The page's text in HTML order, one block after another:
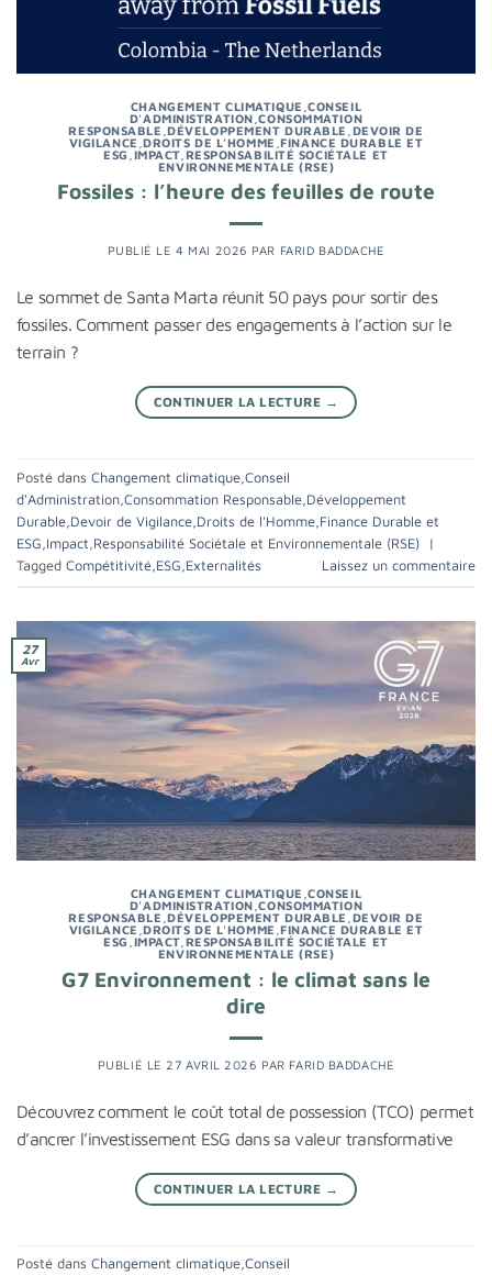
CHANGEMENT CLIMATIQUE ,CONSEIL
D'ADMINISTRATION ,CONSOMMATION
RESPONSABLE ,DÉVELOPPEMENT DURABLE DEVOIR DE
VIGILANCE ,DROITS DE L'HOMME ,FINANCE DURABLE ET
ESG IMPACT, RESPONSABILITÉ SOCIÉTALE ET
ENVIRONNEMENTALE (RSE)
Fossiles : l’heure des feuilles de route
PUBLIÉ LE4 MAI 2026 PAR FARID BADDACHE
Le sommet de Santa Marta réunit 50 pays pour sortir des
fossiles. Comment passer des engagements à l’action sur le
terrain ?
CONTINUER LA LECTURE →
Posté dans Changement climatique Conseil
d'Administration Consommation Responsable Développement
Durable Devoir de Vigilance Droits de l'Homme Finance Durable et
ESG Impact Responsabilité Sociétale et Environnementale (RSE)
|
Tagged Compétitivité ESG Externalités Laissez un commentaire
27
Avr
CHANGEMENT CLIMATIQUE ,CONSEIL
D'ADMINISTRATION ,CONSOMMATION
RESPONSABLE ,DÉVELOPPEMENT DURABLE DEVOIR DE
VIGILANCE ,DROITS DE L'HOMME ,FINANCE DURABLE ET
ESG IMPACT, RESPONSABILITÉ SOCIÉTALE ET
ENVIRONNEMENTALE (RSE)
G7 Environnement : le climat sans le
dire
PUBLIÉ LE 27 AVRIL 2026 PAR FARID BADDACHE
Découvrez comment le coût total de possession (TCO) permet
d’ancrer l’investissement ESG dans sa valeur transformative
CONTINUER LA LECTURE →
Posté dans Changement climatique,Conseil